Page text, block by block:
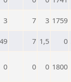
3 7 3 1759
7 1,5 0
0 0 0 1800